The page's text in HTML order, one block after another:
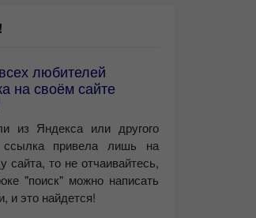
любителей
на своём сайте
из Яндекса или другого
ссылка привела лишь на
сайта, то не отчаивайтесь,
"поиск" можно написать
и это найдется!